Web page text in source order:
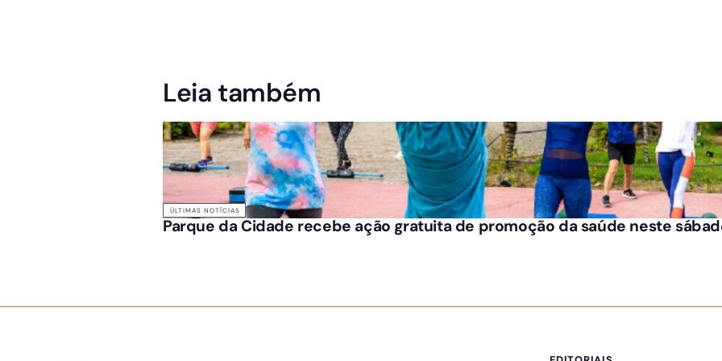
Leia também
ÚLTIMAS NOTÍCIAS
Parque da Cidade recebe ação gratuita de promoção da saúde neste